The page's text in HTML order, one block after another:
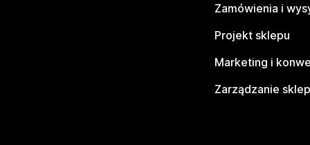
Zamówienia i
Projekt sklepu
Marketing i
Zarządzanie